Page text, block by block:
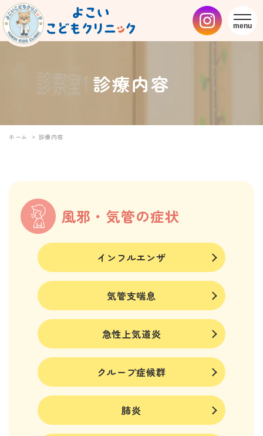
京都 吉祥院の小児科
メニ
診療内容
ホーム 診療内容
風邪・気管の症状
インフルエンザ
気管支喘息
急性上気道炎
クループ症候群
肺炎